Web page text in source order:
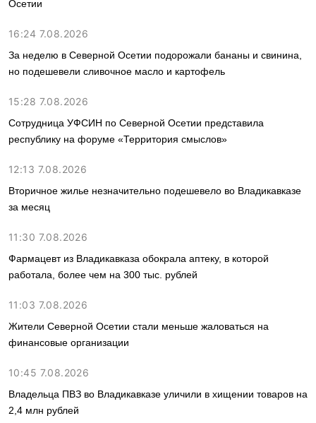
Осетии
16:24 7.08.2026
За неделю в Северной Осетии подорожали бананы и свинина,
но подешевели сливочное масло и картофель
15:28 7.08.2026
Сотрудница УФСИН по Северной Осетии представила
республику на форуме «Территория смыслов»
12:13 7.08.2026
Вторичное жилье незначительно подешевело во Владикавказе
за месяц
11:30 7.08.2026
Фармацевт из Владикавказа обокрала аптеку, в которой
работала, более чем на 300 тыс. рублей
11:03 7.08.2026
Жители Северной Осетии стали меньше жаловаться на
финансовые организации
10:45 7.08.2026
Владельца ПВЗ во Владикавказе уличили в хищении товаров на
2,4 млн рублей